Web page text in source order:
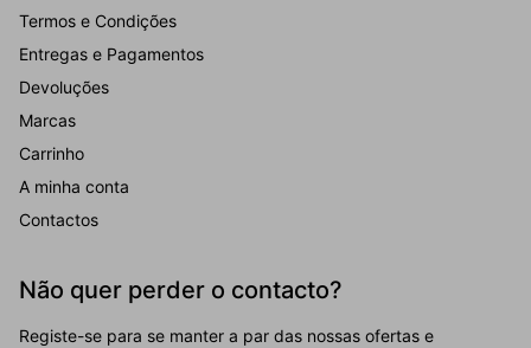
Termos e Condições
Entregas e Pagamentos
Devoluções
Marcas
Carrinho
A minha conta
Contactos
Não quer perder o contacto?
Registe-se para se manter a par das nossas ofertas e